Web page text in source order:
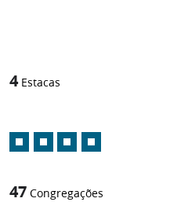
4 Estacas
47 Congregações